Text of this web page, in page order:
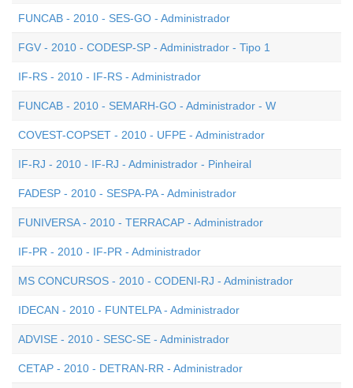
FUNCAB - 2010 - SES-GO - Administrador
FGV - 2010 - CODESP-SP - Administrador - Tipo 1
IF-RS - 2010 - IF-RS - Administrador
FUNCAB - 2010 - SEMARH-GO - Administrador - W
COVEST-COPSET - 2010 - UFPE - Administrador
IF-RJ - 2010 - IF-RJ - Administrador - Pinheiral
FADESP - 2010 - SESPA-PA - Administrador
FUNIVERSA - 2010 - TERRACAP - Administrador
IF-PR - 2010 - IF-PR - Administrador
MS CONCURSOS - 2010 - CODENI-RJ - Administrador
IDECAN - 2010 - FUNTELPA - Administrador
ADVISE - 2010 - SESC-SE - Administrador
CETAP - 2010 - DETRAN-RR - Administrador